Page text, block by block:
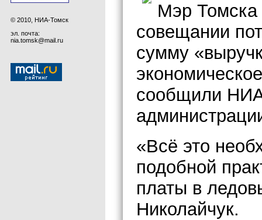
© 2010, НИА-Томск
эл. почта:
nia.tomsk@mail.ru
Мэр Томска
совещании
сумму
сообщили
«Всё это
подобной
платы в
Николайчук.